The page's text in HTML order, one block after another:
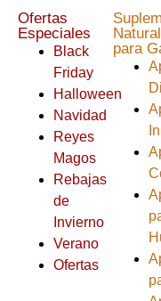
Ofertas
Especiales
Black
Friday
Halloween
Navidad
Reyes
Magos
Rebajas
de
Invierno
Verano
Ofertas
para